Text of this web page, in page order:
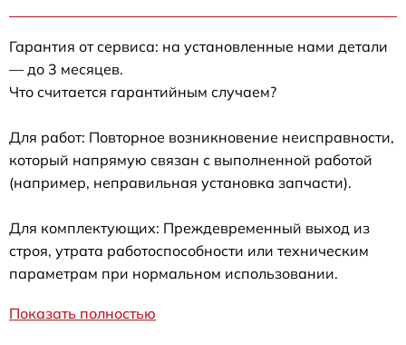
Гарантия от сервиса: на установленные нами детали
— до 3 месяцев.
Что считается гарантийным случаем?
Для работ: Повторное возникновение неисправности,
который напрямую связан с выполненной работой
(например, неправильная установка запчасти).
Для комплектующих: Преждевременный выход из
строя, утрата работоспособности или техническим
параметрам при нормальном использовании.
Показать полностью